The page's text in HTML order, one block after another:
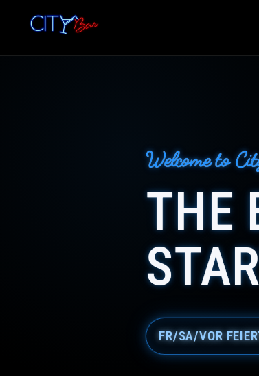
Welcome to
THE
FR/SA/VOR